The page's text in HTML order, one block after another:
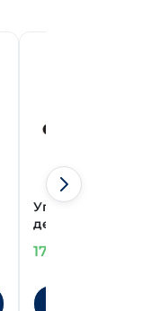
Уголок
170,00